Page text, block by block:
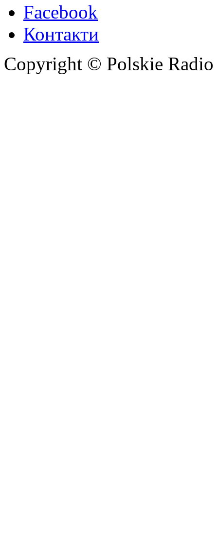
Facebook
Контакти
Copyright © Polskie